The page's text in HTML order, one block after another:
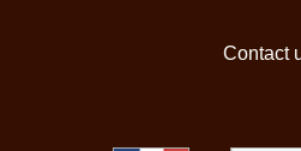
Contact